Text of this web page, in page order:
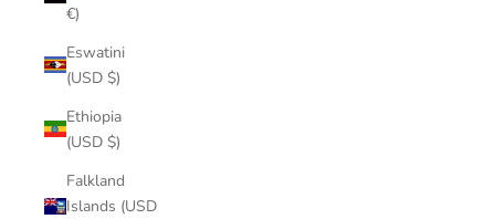
€)
Eswatini
(USD $)
Ethiopia
(USD $)
Falkland
Islands (USD